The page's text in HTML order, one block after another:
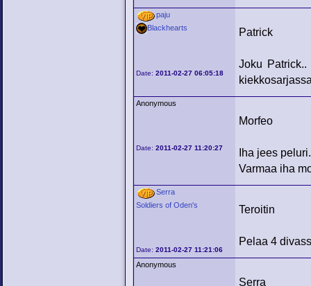
paju
Blackhearts
Date:2011-02-27 06:05:18
Patrick
Joku
Anonymous
Date:2011-02-27 11:20:27
Morfeo
Iha jees
Varmaa iha
Serra
Soldiers of Oden's
Date:2011-02-27 11:21:06
Teroitin
Pelaa 4
Anonymous
Serra